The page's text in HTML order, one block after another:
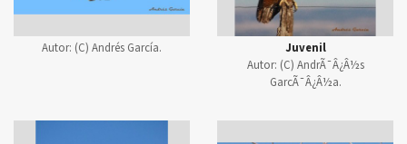
Autor: (C) Andrés García.
Juvenil
Autor: (C) AndrÃ¯Â¿Â½s
GarcÃ¯Â¿Â½a.